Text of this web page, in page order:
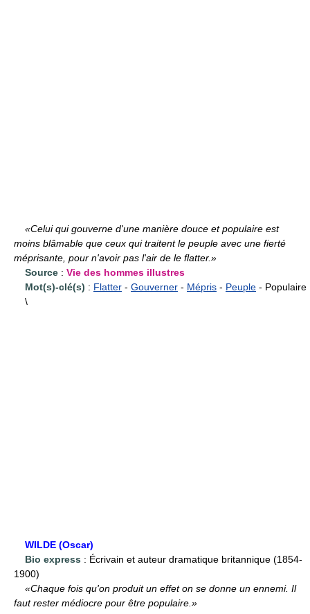
«Celui qui gouverne d'une manière douce et populaire est
moins blâmable que ceux qui traitent le peuple avec une fierté
méprisante, pour n'avoir pas l'air de le flatter.»
Source : Vie des hommes illustres
Mot(s)-clé(s) : Flatter - Gouverner - Mépris - Peuple - Populaire
\
WILDE (Oscar)
Bio express : Écrivain et auteur dramatique britannique (1854-
1900)
«Chaque fois qu'on produit un effet on se donne un ennemi. Il
faut rester médiocre pour être populaire.»